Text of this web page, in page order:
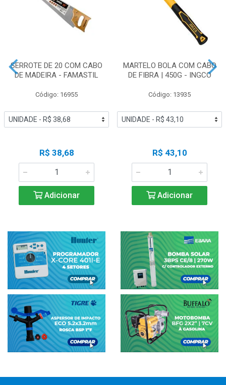
SERROTE DE 20 COM CABO
DE MADEIRA - FAMASTIL
Código: 16955
R$ 38,68
Adicionar
MARTELO BOLA COM CABO
DE FIBRA | 450G - INGCO
Código: 13935
R$ 43,10
Adicionar